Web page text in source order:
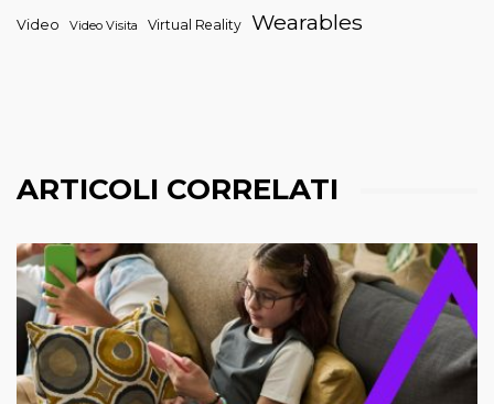
Video Video Visita Virtual Reality Wearables
ARTICOLI CORRELATI